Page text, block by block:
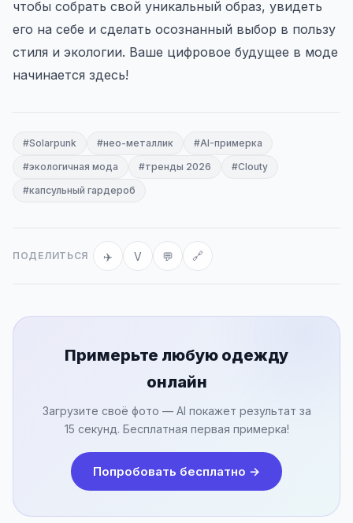
чтобы собрать свой уникальный образ, увидеть
его на себе и сделать осознанный выбор в пользу
стиля и экологии. Ваше цифровое будущее в моде
начинается здесь!
#Solarpunk #нео-металлик
#AI-примерка
#экологичная мода
#тренды 2026
#Clouty
#капсульный гардероб
ПОДЕЛИТЬСЯ ✈️ V 💬 🔗
Примерьте любую одежду
онлайн
Загрузите своё фото — AI покажет результат за
15 секунд. Бесплатная первая примерка!
Попробовать бесплатно →